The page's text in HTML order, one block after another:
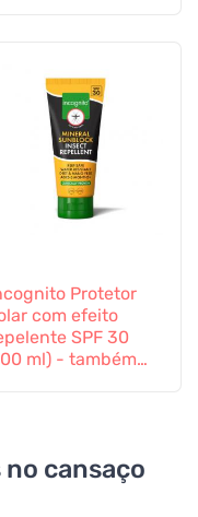
Protetor
com efeito
SPF 30
ml) - também
cansaço